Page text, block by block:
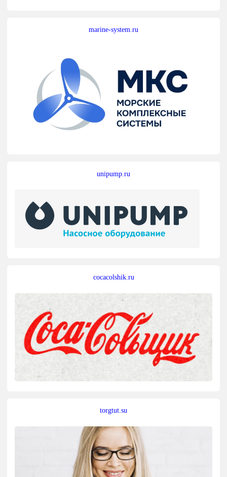
marine-system.ru
unipump.ru
cocacolshik.ru
torgtut.su